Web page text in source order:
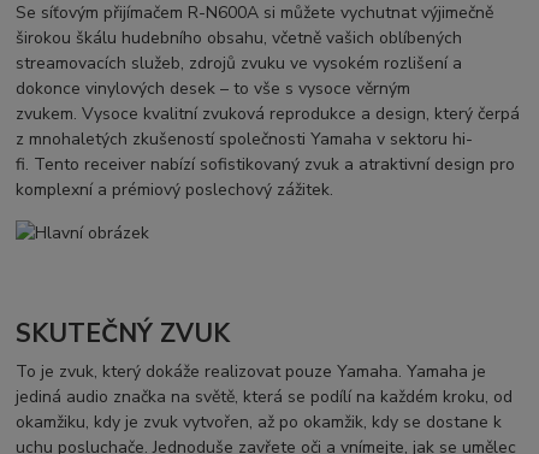
Se síťovým přijímačem R-N600A si můžete vychutnat výjimečně
širokou škálu hudebního obsahu, včetně vašich oblíbených
streamovacích služeb, zdrojů zvuku ve vysokém rozlišení a
dokonce vinylových desek – to vše s vysoce věrným
zvukem. Vysoce kvalitní zvuková reprodukce a design, který čerpá
z mnohaletých zkušeností společnosti Yamaha v sektoru hi-
fi. Tento receiver nabízí sofistikovaný zvuk a atraktivní design pro
komplexní a prémiový poslechový zážitek.
SKUTEČNÝ ZVUK
To je zvuk, který dokáže realizovat pouze Yamaha. Yamaha je
jediná audio značka na světě, která se podílí na každém kroku, od
okamžiku, kdy je zvuk vytvořen, až po okamžik, kdy se dostane k
uchu posluchače. Jednoduše zavřete oči a vnímejte, jak se umělec